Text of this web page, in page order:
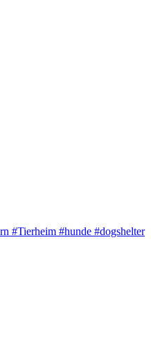
#Tierheim #hunde #dogshelter